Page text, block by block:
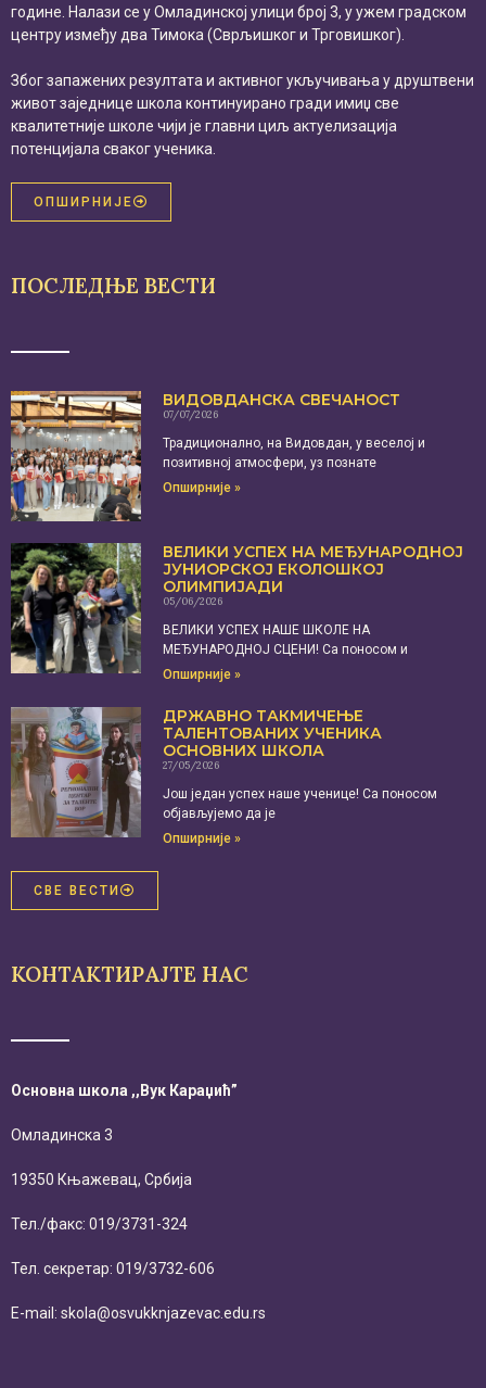
године. Налази се у Омладинској улици број 3, у ужем градском
центру између два Тимока (Сврљишког и Трговишког).
Због запажених резултата и активног укључивања у друштвени
живот заједнице школа континуирано гради имиџ све
квалитетније школе чији је главни циљ актуелизација
потенцијала сваког ученика.
ОПШИРНИЈЕ
ПОСЛЕДЊЕ ВЕСТИ
ВИДОВДАНСКА СВЕЧАНОСТ
07/07/2026
Традиционално, на Видовдан, у веселој и
позитивној атмосфери, уз познате
Опширније »
ВЕЛИКИ УСПЕХ НА МЕЂУНАРОДНОЈ
ЈУНИОРСКОЈ ЕКОЛОШКОЈ
ОЛИМПИЈАДИ
05/06/2026
ВЕЛИКИ УСПЕХ НАШЕ ШКОЛЕ НА
МЕЂУНАРОДНОЈ СЦЕНИ! Са поносом и
Опширније »
ДРЖАВНО ТАКМИЧЕЊЕ
ТАЛЕНТОВАНИХ УЧЕНИКА
ОСНОВНИХ ШКОЛА
27/05/2026
Још један успех наше ученице! Са поносом
објављујемо да је
Опширније »
СВЕ ВЕСТИ
КОНТАКТИРАЈТЕ НАС
Основна школа ,,Вук Караџић”
Омладинска 3
19350 Књажевац, Србија
Тел./факс: 019/3731-324
Тел. секретар: 019/3732-606
E-mail: skola@osvukknjazevac.edu.rs